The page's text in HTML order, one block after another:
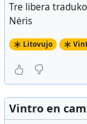
Tre libera
Nėris
Litovujo
Vintro en